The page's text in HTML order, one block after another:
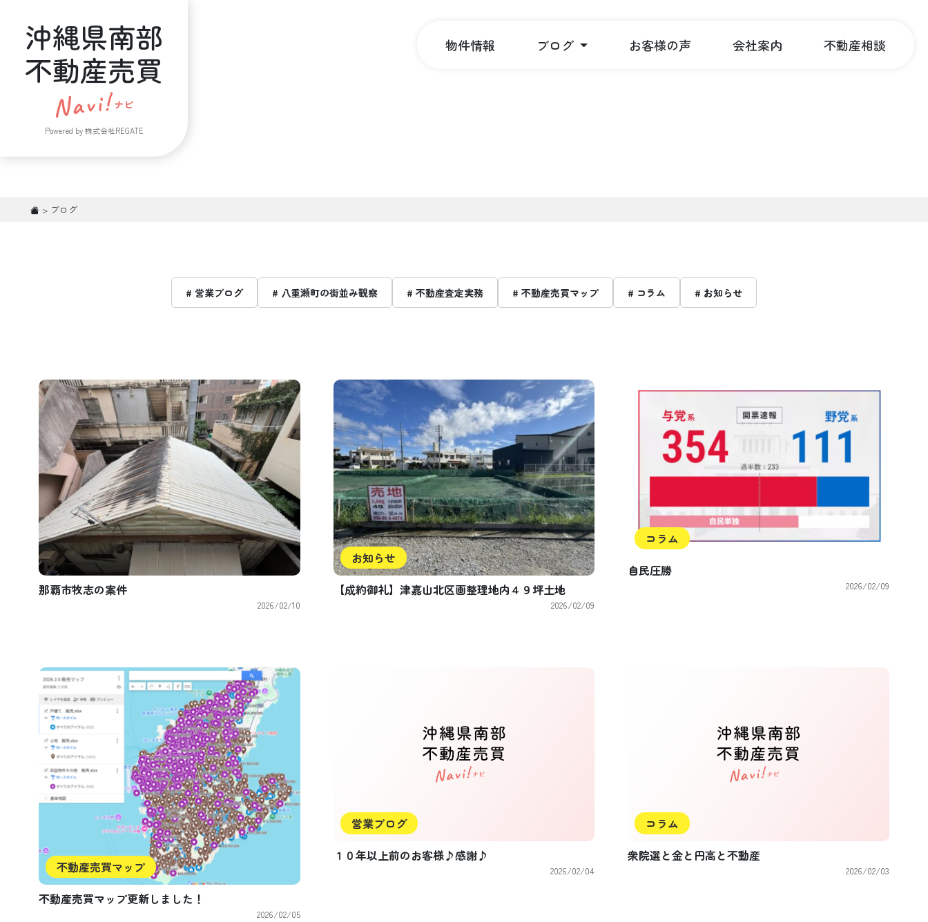
沖縄県南部
不動産売買
Powered by 株式会社REGATE
物件情報 ブログ お客様の声 会社案内 不動産相談
> ブログ
# 営業ブログ # 八重瀬町の街並み観察 # 不動産査定実務 # 不動産売買マップ # コラム # お知らせ
那覇市牧志の案件
2026/02/10
お知らせ
【成約御礼】津嘉山北区画整理地内４９坪土地
2026/02/09
コラム
自民圧勝
2026/02/09
不動産売買マップ
不動産売買マップ更新しました！
2026/02/05
営業ブログ
１０年以上前のお客様♪感謝♪
2026/02/04
コラム
衆院選と金と円高と不動産
2026/02/03